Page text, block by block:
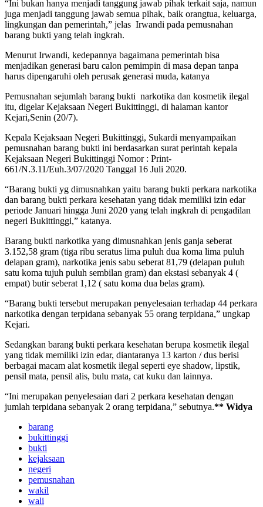
“Ini bukan hanya menjadi tanggung jawab pihak terkait saja, namun
juga menjadi tanggung jawab semua pihak, baik orangtua, keluarga,
lingkungan dan pemerintah,” jelas Irwandi pada pemusnahan
barang bukti yang telah ingkrah.
Menurut Irwandi, kedepannya bagaimana pemerintah bisa
menjadikan generasi baru calon pemimpin di masa depan tanpa
harus dipengaruhi oleh perusak generasi muda, katanya
Pemusnahan sejumlah barang bukti narkotika dan kosmetik ilegal
itu, digelar Kejaksaan Negeri Bukittinggi, di halaman kantor
Kejari,Senin (20/7).
Kepala Kejaksaan Negeri Bukittinggi, Sukardi menyampaikan
pemusnahan barang bukti ini berdasarkan surat perintah kepala
Kejaksaan Negeri Bukittinggi Nomor : Print-
661/N.3.11/Euh.3/07/2020 Tanggal 16 Juli 2020.
“Barang bukti yg dimusnahkan yaitu barang bukti perkara narkotika
dan barang bukti perkara kesehatan yang tidak memiliki izin edar
periode Januari hingga Juni 2020 yang telah ingkrah di pengadilan
negeri Bukittinggi,” katanya.
Barang bukti narkotika yang dimusnahkan jenis ganja seberat
3.152,58 gram (tiga ribu seratus lima puluh dua koma lima puluh
delapan gram), narkotika jenis sabu seberat 81,79 (delapan puluh
satu koma tujuh puluh sembilan gram) dan ekstasi sebanyak 4 (
empat) butir seberat 1,12 ( satu koma dua belas gram).
“Barang bukti tersebut merupakan penyelesaian terhadap 44 perkara
narkotika dengan terpidana sebanyak 55 orang terpidana,” ungkap
Kejari.
Sedangkan barang bukti perkara kesehatan berupa kosmetik ilegal
yang tidak memiliki izin edar, diantaranya 13 karton / dus berisi
berbagai macam alat kosmetik ilegal seperti eye shadow, lipstik,
pensil mata, pensil alis, bulu mata, cat kuku dan lainnya.
“Ini merupakan penyelesaian dari 2 perkara kesehatan dengan
jumlah terpidana sebanyak 2 orang terpidana,” sebutnya.** Widya
barang
bukittinggi
bukti
kejaksaan
negeri
pemusnahan
wakil
wali